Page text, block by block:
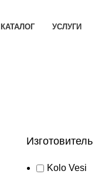
КАТАЛОГ УСЛУГИ
Изготовитель
Kolo Vesi